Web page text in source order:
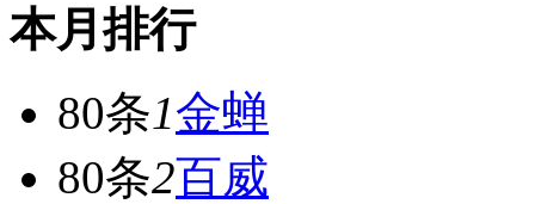
本月排行
80条1金蝉
80条2百威